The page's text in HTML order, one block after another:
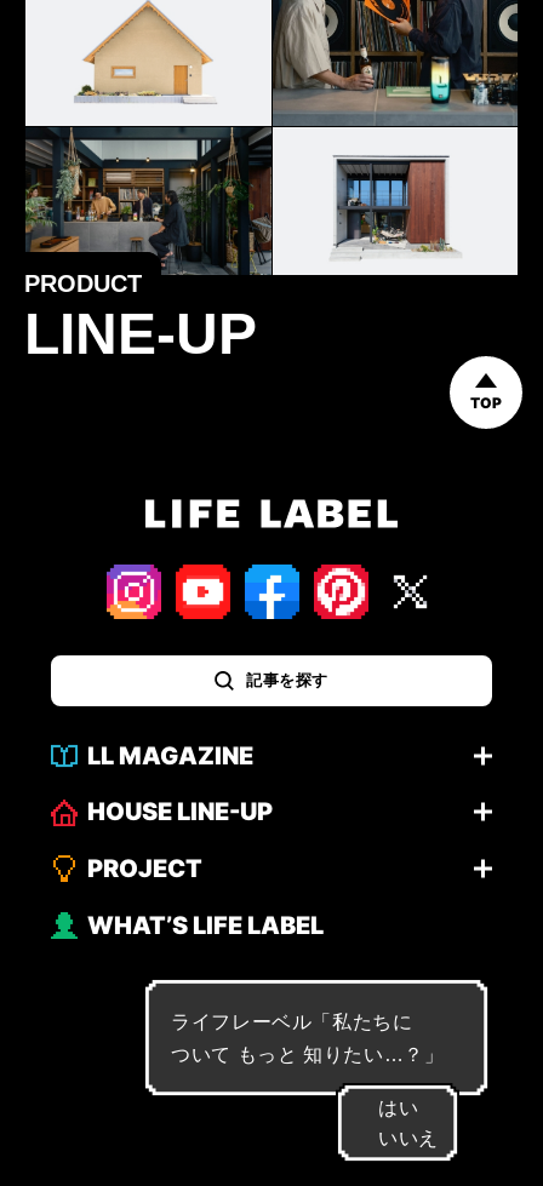
PRODUCT
LINE-UP
TOP
記事を探す
LL MAGAZINE
HOUSE LINE-UP
PROJECT
WHAT’S LIFE LABEL
ライフレーベル「私たち に
ついて も っ と 知 り た い … ？ 」
はい
いいえ